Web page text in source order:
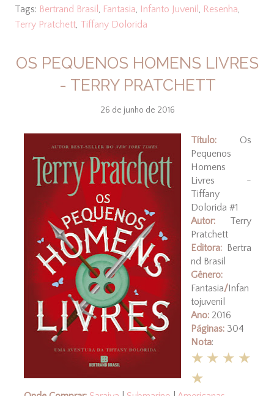
Tags: Bertrand Brasil , Fantasia, Infanto Juvenil , Resenha,
Terry Pratchett, Tiffany Dolorida
OS PEQUENOS HOMENS LIVRES
- TERRY PRATCHETT
26 de junho de 2016
Título:Os
Pequenos
Homens
Livres -
Tiffany
Dolorida #1
Autor:Terry
Pratchett
Editora:Bertra
nd Brasil
Gênero:
Fantasia/Infan
tojuvenil
Ano:2016
Páginas:304
Nota:
★★★★
★